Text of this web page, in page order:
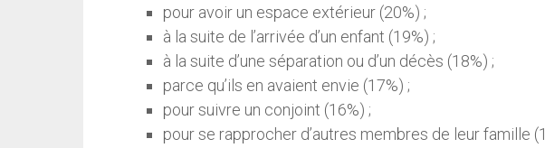
pour avoir un espace extérieur (20%) ;
à la suite de l’arrivée d’un enfant (19%) ;
à la suite d’une séparation ou d’un décès (18%) ;
parce qu’ils en avaient envie (17%) ;
pour suivre un conjoint (16%) ;
pour se rapprocher d’autres membres de leur famille